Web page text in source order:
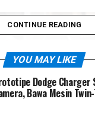
CONTINUE READING
YOU MAY LIKE
Dodge Charger
Bawa Mesin